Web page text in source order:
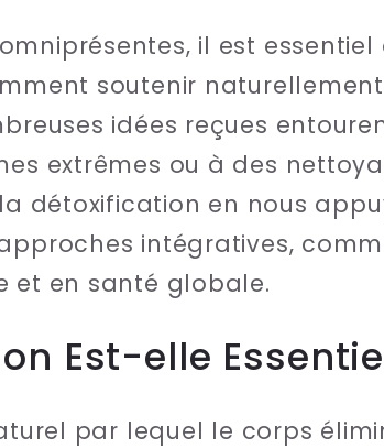
il est
soutenir
idées reçues
extrêmes ou à des
détoxification en nous
intégratives,
et en santé globale.
Est-elle
par lequel le corps